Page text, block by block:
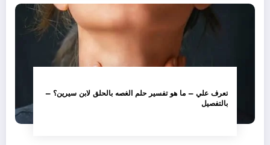
تعرف علي – ما هو تفسير حلم الغصه بالحلق لابن سيرين؟ –
بالتفصيل